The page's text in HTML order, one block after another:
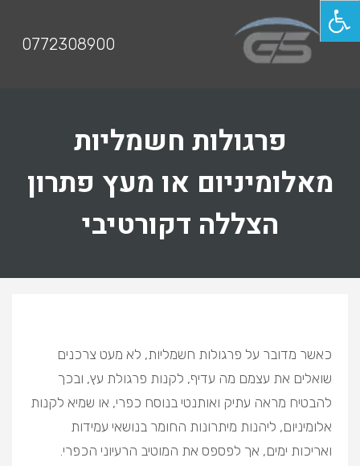
0772308900
תפריט
פרגולות חשמליות
מאלומיניום או מעץ פתרון
הצללה דקורטיבי
כאשר מדובר על פרגולות חשמליות, לא מעט צרכנים
שואלים את עצמם מה עדיף, לקנות פרגולת עץ, ובכך
להבטיח מראה עתיק ואותנטי בנוסח כפרי, או שמיא לקנות
אלומיניום, ליהנות מיתרונות החומר בנושאי עמידות
ואריכות ימים, אך לפספס את המוטיב הרעיוני הכפרי.